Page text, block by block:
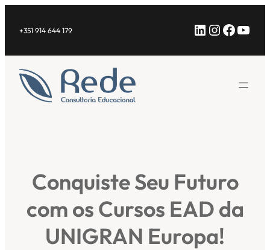
para
conteúdo
+351 914 644 179 LinkedIn
Conquiste Seu Futuro
com os Cursos EAD da
UNIGRAN Europa!